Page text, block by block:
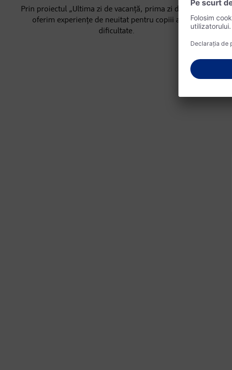
Prin proiectul „Ultima zi de vacanță, prima zi de școală”,
oferim experiențe de neuitat pentru copiii aflați în
dificultate.